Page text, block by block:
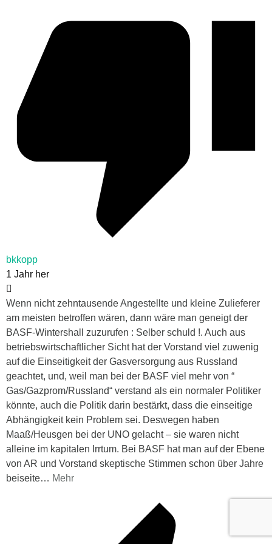
bkkopp
1 Jahr her
Wenn nicht zehntausende Angestellte und kleine Zulieferer
am meisten betroffen wären, dann wäre man geneigt der
BASF-Wintershall zuzurufen : Selber schuld !. Auch aus
betriebswirtschaftlicher Sicht hat der Vorstand viel zuwenig
auf die Einseitigkeit der Gasversorgung aus Russland
geachtet, und, weil man bei der BASF viel mehr von “
Gas/Gazprom/Russland“ verstand als ein normaler Politiker
könnte, auch die Politik darin bestärkt, dass die einseitige
Abhängigkeit kein Problem sei. Deswegen haben
Maaß/Heusgen bei der UNO gelacht – sie waren nicht
alleine im kapitalen Irrtum. Bei BASF hat man auf der Ebene
von AR und Vorstand skeptische Stimmen schon über Jahre
beiseite… Mehr